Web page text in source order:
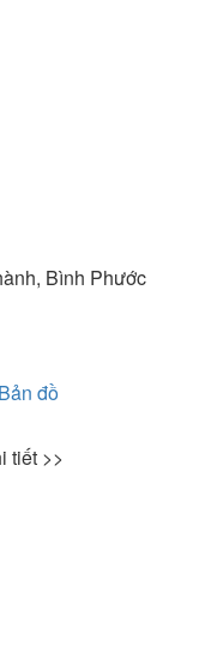
Bình Phước
Bản đồ
tiết >>